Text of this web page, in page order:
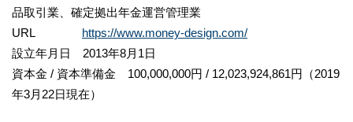
品取引業、確定拠出年金運営管理業
URL https://www.money-design.com/
設立年月日 2013年8月1日
資本金 / 資本準備金 100,000,000円 / 12,023,924,861円（2019
年3月22日現在）